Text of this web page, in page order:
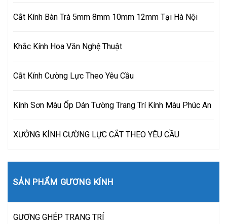
Cắt Kính Bàn Trà 5mm 8mm 10mm 12mm Tại Hà Nội
Khắc Kính Hoa Văn Nghệ Thuật
Cắt Kính Cường Lực Theo Yêu Cầu
Kính Sơn Màu Ốp Dán Tường Trang Trí Kính Màu Phúc An
XƯỞNG KÍNH CƯỜNG LỰC CẮT THEO YÊU CẦU
SẢN PHẨM GƯƠNG KÍNH
GƯƠNG GHÉP TRANG TRÍ